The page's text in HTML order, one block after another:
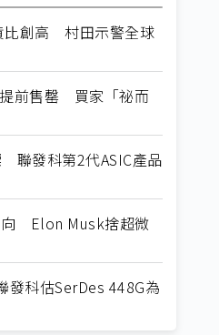
比創高 村田示警全球
前售罄 買家「祕而
聯發科第2代ASIC產品
向 Elon Musk捨超微
科估SerDes 448G為